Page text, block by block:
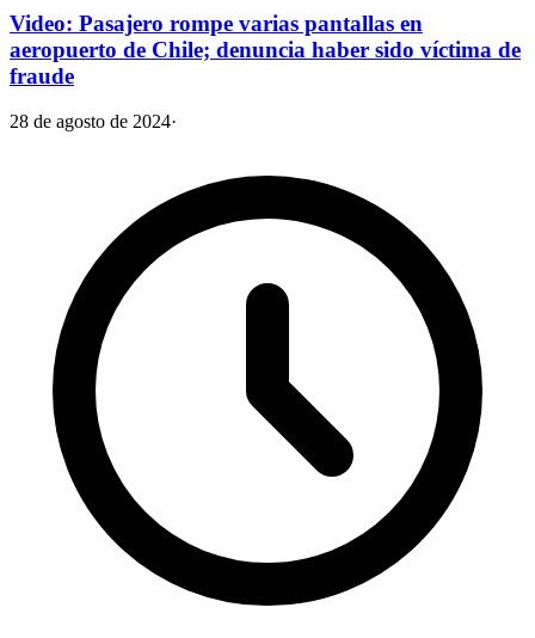
Video: Pasajero rompe varias pantallas en
aeropuerto de Chile; denuncia haber sido víctima de
fraude
28 de agosto de 2024·